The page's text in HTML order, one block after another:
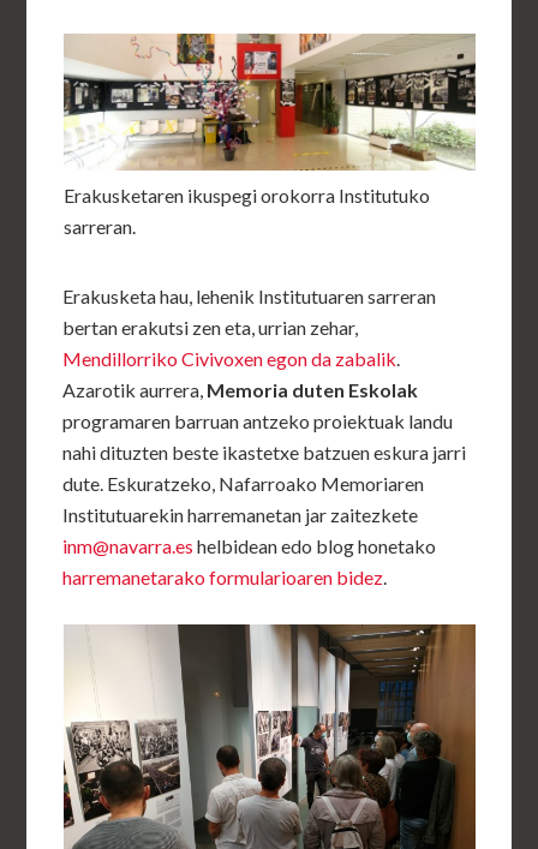
Erakusketaren ikuspegi orokorra Institutuko
sarreran.
Erakusketa hau, lehenik Institutuaren sarreran
bertan erakutsi zen eta, urrian zehar,
Mendillorriko Civivoxen egon da zabalik.
Azarotik aurrera, Memoria duten Eskolak
programaren barruan antzeko proiektuak landu
nahi dituzten beste ikastetxe batzuen eskura jarri
dute. Eskuratzeko, Nafarroako Memoriaren
Institutuarekin harremanetan jar zaitezkete
inm@navarra.es helbidean edo blog honetako
harremanetarako formularioaren bidez.